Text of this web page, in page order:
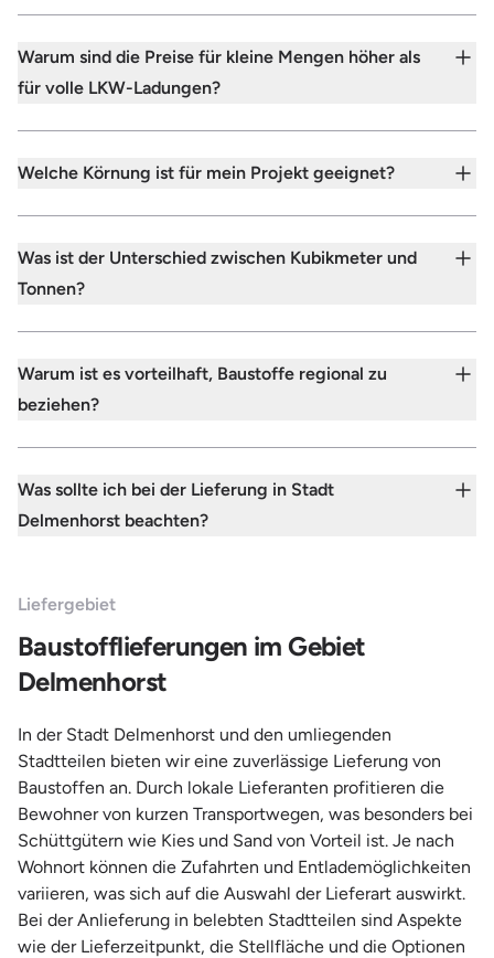
Warum sind die Preise für kleine Mengen höher als
für volle LKW-Ladungen?
Welche Körnung ist für mein Projekt geeignet?
Was ist der Unterschied zwischen Kubikmeter und
Tonnen?
Warum ist es vorteilhaft, Baustoffe regional zu
beziehen?
Was sollte ich bei der Lieferung in Stadt
Delmenhorst beachten?
Liefergebiet
Baustofflieferungen im Gebiet
Delmenhorst
In der Stadt Delmenhorst und den umliegenden
Stadtteilen bieten wir eine zuverlässige Lieferung von
Baustoffen an. Durch lokale Lieferanten profitieren die
Bewohner von kurzen Transportwegen, was besonders bei
Schüttgütern wie Kies und Sand von Vorteil ist. Je nach
Wohnort können die Zufahrten und Entlademöglichkeiten
variieren, was sich auf die Auswahl der Lieferart auswirkt.
Bei der Anlieferung in belebten Stadtteilen sind Aspekte
wie der Lieferzeitpunkt, die Stellfläche und die Optionen